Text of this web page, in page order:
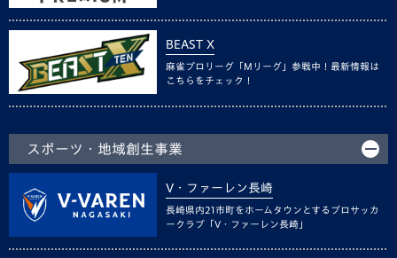
BEAST X
麻雀プロリーグ「Mリーグ」参戦中！最新情報は
こちらをチェック！
スポーツ・地域創生事業
V・ファーレン長崎
長崎県内21市町をホームタウンとするプロサッカ
ークラブ「V・ファーレン長崎」